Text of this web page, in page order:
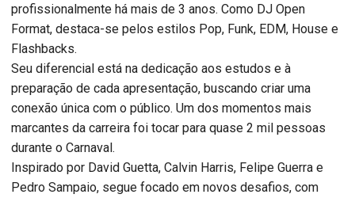
profissionalmente há mais de 3 anos. Como DJ Open
Format, destaca-se pelos estilos Pop, Funk, EDM, House e
Flashbacks.
Seu diferencial está na dedicação aos estudos e à
preparação de cada apresentação, buscando criar uma
conexão única com o público. Um dos momentos mais
marcantes da carreira foi tocar para quase 2 mil pessoas
durante o Carnaval.
Inspirado por David Guetta, Calvin Harris, Felipe Guerra e
Pedro Sampaio, segue focado em novos desafios, com